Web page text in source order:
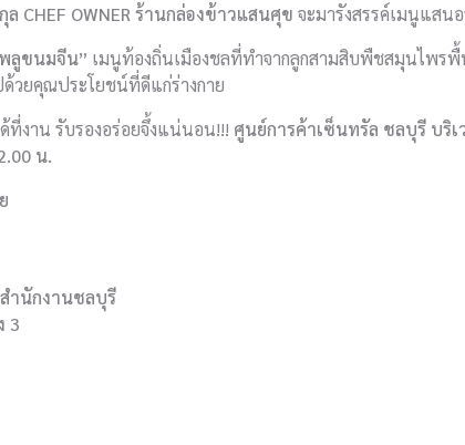
ล CHEF OWNER ร้านกล่องข้าวแสนศุข จะมารังสรรค์เมนูแสน
ลูขนมจีน” เมนูท้องถิ่นเมืองชลที่ทำจากลูกสามสิบพืชสมุนไพร
วยคุณประโยชน์ที่ดีแก่ร่างกาย
ที่งาน รับรองอร่อยจึ้งแน่นอน!!! ศูนย์การค้าเซ็นทรัล ชลบุรี บริ
น.
ำนักงานชลบุรี
3